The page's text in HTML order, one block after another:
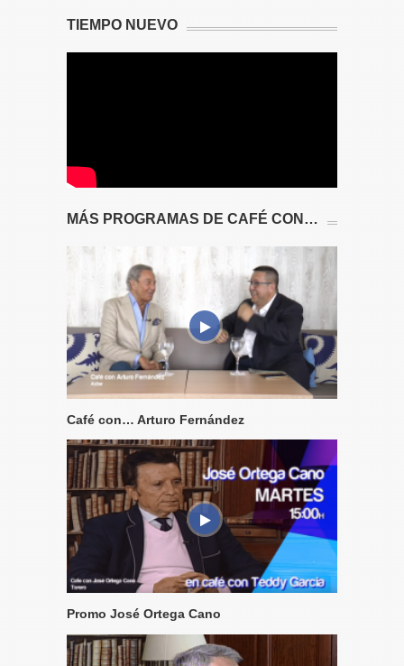
TIEMPO NUEVO
MÁS PROGRAMAS DE CAFÉ CON…
Café con… Arturo Fernández
Promo José Ortega Cano